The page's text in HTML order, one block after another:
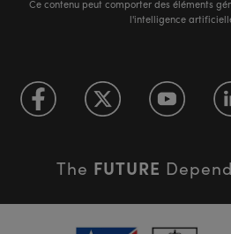
Ce contenu peut comporter des éléments
l'intelligence
The FUTURE